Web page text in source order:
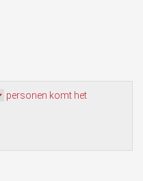
personen komt het